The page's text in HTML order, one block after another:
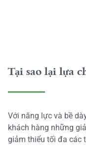
Tại sao lại lựa
Với năng lực và bề
khách hàng những
giảm thiểu tối đa các